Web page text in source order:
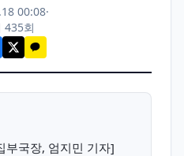
00:08·
435회
부국장, 엄지민 기자]